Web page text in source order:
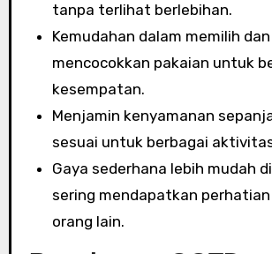
tanpa terlihat berlebihan.
Kemudahan dalam memilih dan
mencocokkan pakaian untuk
kesempatan.
Menjamin kenyamanan
sesuai untuk berbagai
Gaya sederhana lebih mudah
sering mendapatkan
orang lain.